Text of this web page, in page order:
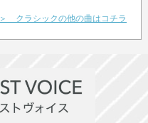
＞ クラシックの他の曲はコチラ